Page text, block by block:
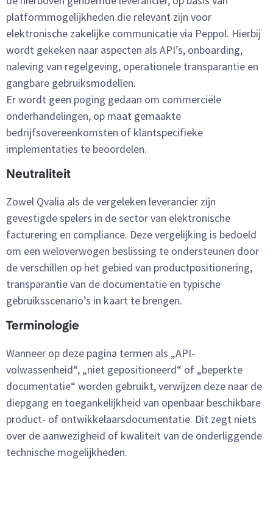
platformmogelijkheden die relevant zijn voor
elektronische zakelijke communicatie via Peppol. Hierbij
wordt gekeken naar aspecten als API’s, onboarding,
naleving van regelgeving, operationele transparantie en
gangbare gebruiksmodellen.
Er wordt geen poging gedaan om commerciële
onderhandelingen, op maat gemaakte
bedrijfsovereenkomsten of klantspecifieke
implementaties te beoordelen.
Neutraliteit
Zowel Qvalia als de vergeleken leverancier zijn
gevestigde spelers in de sector van elektronische
facturering en compliance. Deze vergelijking is bedoeld
om een weloverwogen beslissing te ondersteunen door
de verschillen op het gebied van productpositionering,
transparantie van de documentatie en typische
gebruiksscenario’s in kaart te brengen.
Terminologie
Wanneer op deze pagina termen als „API-
volwassenheid“, „niet gepositioneerd“ of „beperkte
documentatie“ worden gebruikt, verwijzen deze naar de
diepgang en toegankelijkheid van openbaar beschikbare
product- of ontwikkelaarsdocumentatie. Dit zegt niets
over de aanwezigheid of kwaliteit van de onderliggende
technische mogelijkheden.